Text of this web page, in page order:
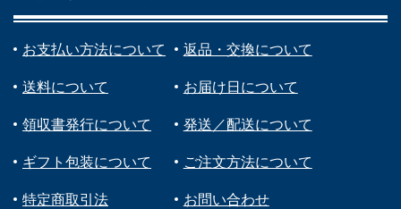
お支払い方法について 返品・交換について
送料について お届け日について
領収書発行について 発送／配送について
ギフト包装について ご注文方法について
特定商取引法 お問い合わせ